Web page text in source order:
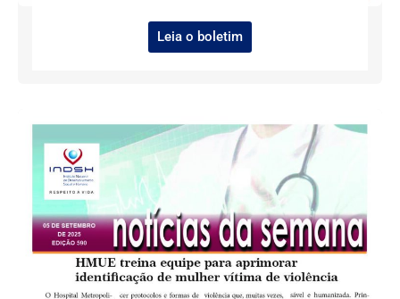
Leia o boletim